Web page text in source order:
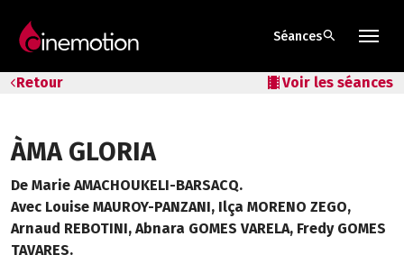
Séancessearch
Retour local_movies Voir les séances
ÀMA GLORIA
De Marie AMACHOUKELI-BARSACQ.
Avec Louise MAUROY-PANZANI, Ilça MORENO ZEGO,
Arnaud REBOTINI, Abnara GOMES VARELA, Fredy GOMES
TAVARES.
Bons cadeaux
Bons plans
Programmes spéciaux